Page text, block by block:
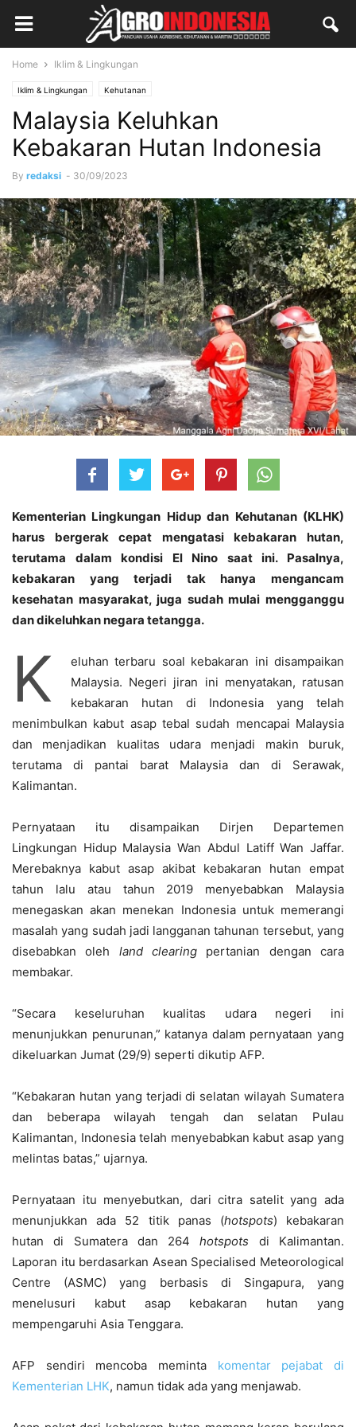
Home Iklim & Lingkungan
Iklim & Lingkungan Kehutanan
Malaysia Keluhkan
Kebakaran Hutan Indonesia
By redaksi - 30/09/2023
Kementerian Lingkungan Hidup dan Kehutanan (KLHK)
harus bergerak cepat mengatasi kebakaran hutan,
terutama dalam kondisi El Nino saat ini. Pasalnya,
kebakaran yang terjadi tak hanya mengancam
kesehatan masyarakat, juga sudah mulai mengganggu
dan dikeluhkan negara tetangga.
K
eluhan terbaru soal kebakaran ini disampaikan
Malaysia. Negeri jiran ini menyatakan, ratusan
kebakaran hutan di Indonesia yang telah
menimbulkan kabut asap tebal sudah mencapai Malaysia
dan menjadikan kualitas udara menjadi makin buruk,
terutama di pantai barat Malaysia dan di Serawak,
Kalimantan.
Pernyataan itu disampaikan Dirjen Departemen
Lingkungan Hidup Malaysia Wan Abdul Latiff Wan Jaffar.
Merebaknya kabut asap akibat kebakaran hutan empat
tahun lalu atau tahun 2019 menyebabkan Malaysia
menegaskan akan menekan Indonesia untuk memerangi
masalah yang sudah jadi langganan tahunan tersebut, yang
disebabkan oleh land clearing pertanian dengan cara
membakar.
“Secara keseluruhan kualitas udara negeri ini
menunjukkan penurunan,” katanya dalam pernyataan yang
dikeluarkan Jumat (29/9) seperti dikutip AFP.
“Kebakaran hutan yang terjadi di selatan wilayah Sumatera
dan beberapa wilayah tengah dan selatan Pulau
Kalimantan, Indonesia telah menyebabkan kabut asap yang
melintas batas,” ujarnya.
Pernyataan itu menyebutkan, dari citra satelit yang ada
menunjukkan ada 52 titik panas (hotspots) kebakaran
hutan di Sumatera dan 264hotspots di Kalimantan.
Laporan itu berdasarkan Asean Specialised Meteorological
Centre (ASMC) yang berbasis di Singapura, yang
menelusuri kabut asap kebakaran hutan yang
mempengaruhi Asia Tenggara.
AFP sendiri mencoba meminta komentar pejabat di
Kementerian LHK, namun tidak ada yang menjawab.